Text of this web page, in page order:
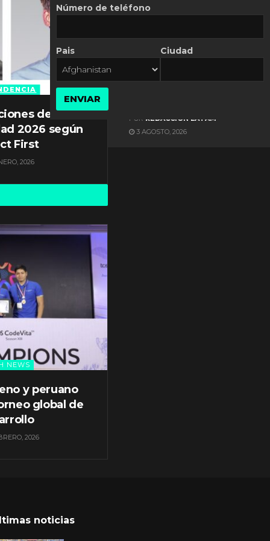
de
2026 según
First
2026
NEWS
y peruano
global de
2026
ES NOTICIA
POR REDACCIÓN LATAM
3 AGOSTO, 2026
noticias
Número de teléfono
Pais Ciudad
ENVIAR